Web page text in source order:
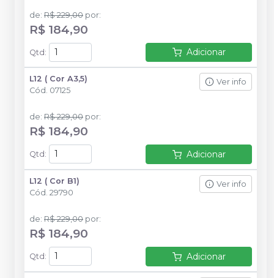
de: R$ 229,00 por:
R$ 184,90
Qtd: Adicionar
L12 ( Cor A3,5)
Cód. 07125
Ver info
de: R$ 229,00 por:
R$ 184,90
Qtd : Adicionar
L12 ( Cor B1)
Cód. 29790
Ver info
de: R$ 229,00 por:
R$ 184,90
Qtd : Adicionar